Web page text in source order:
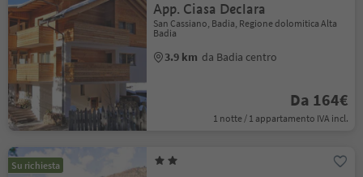
App. Ciasa Declara
San Cassiano, Badia, Regione dolomitica Alta
Badia
3.9 km da Badia centro
Da 164€
1 notte / 1 appartamento IVA incl.
Su richiesta